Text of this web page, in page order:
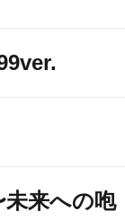
来への咆